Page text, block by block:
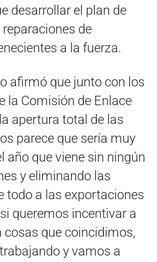
desarrollar el plan de
de
a la fuerza.
afirmó que junto con los
la Comisión de Enlace
apertura total de las
parece que sería muy
año que viene sin ningún
y eliminando las
todo a las exportaciones
queremos incentivar a
cosas que coincidimos,
y vamos a